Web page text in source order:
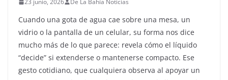
23 junio, 2026 De La Bahía Noticias
Cuando una gota de agua cae sobre una mesa, un
vidrio o la pantalla de un celular, su forma nos dice
mucho más de lo que parece: revela cómo el líquido
“decide” si extenderse o mantenerse compacto. Ese
gesto cotidiano, que cualquiera observa al apoyar un